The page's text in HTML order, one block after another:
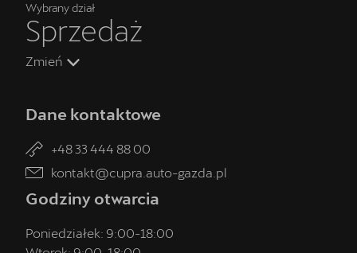
Wybrany dział
Sprzedaż
Zmień
Dane kontaktowe
+48 33 444 88 00
kontakt@cupra.auto-gazda.pl
Godziny otwarcia
Poniedziałek: 9:00-18:00